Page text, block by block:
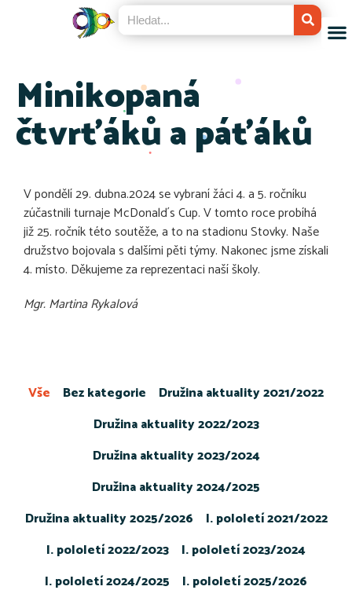
Minikopaná
čtvrťáků a páťáků
V pondělí 29. dubna.2024 se vybraní žáci 4. a 5. ročníku
zúčastnili turnaje McDonald´s Cup. V tomto roce probíhá
již 25. ročník této soutěže, a to na stadionu Stovky. Naše
družstvo bojovala s dalšími pěti týmy. Nakonec jsme získali
4. místo. Děkujeme za reprezentaci naší školy.
Mgr. Martina Rykalová
Bez kategorie
Družina aktuality 2021/2022
Družina aktuality 2022/2023
Družina aktuality 2023/2024
Družina aktuality 2024/2025
Družina aktuality 2025/2026
I. pololetí 2021/2022
I. pololetí 2022/2023
I. pololetí 2023/2024
I. pololetí 2024/2025
I. pololetí 2025/2026
Vše